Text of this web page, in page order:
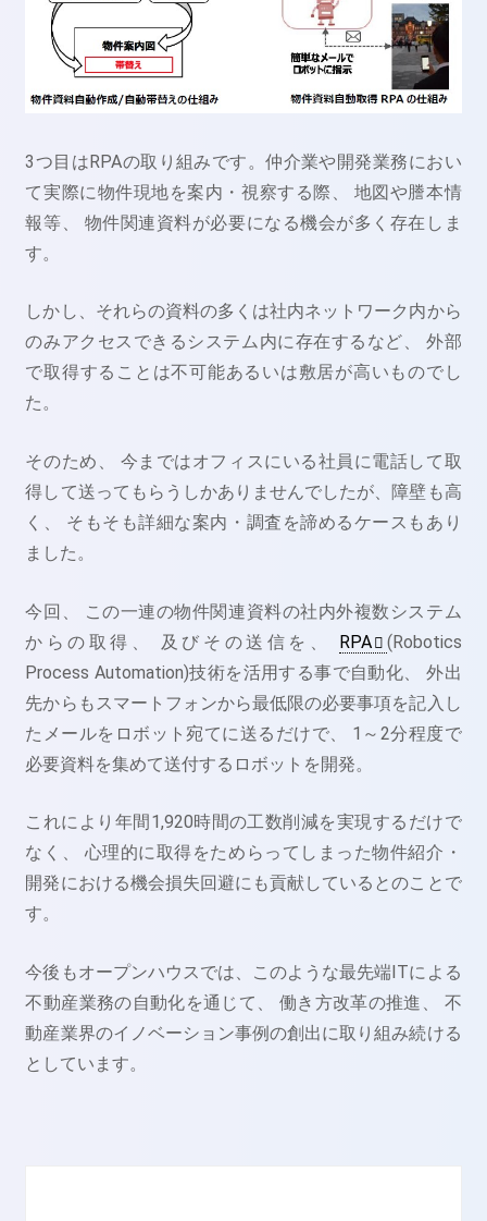
3つ目はRPAの取り組みです。仲介業や開発業務におい
て実際に物件現地を案内・視察する際、 地図や謄本情
報等、 物件関連資料が必要になる機会が多く存在しま
す。
しかし、それらの資料の多くは社内ネットワーク内から
のみアクセスできるシステム内に存在するなど、 外部
で取得することは不可能あるいは敷居が高いものでし
た。
そのため、 今まではオフィスにいる社員に電話して取
得して送ってもらうしかありませんでしたが、障壁も高
く、 そもそも詳細な案内・調査を諦めるケースもあり
ました。
今回、 この一連の物件関連資料の社内外複数システム
からの取得、 及びその送信を、 RPA
(Robotics
Process Automation)技術を活用する事で自動化、 外出
先からもスマートフォンから最低限の必要事項を記入し
たメールをロボット宛てに送るだけで、 1～2分程度で
必要資料を集めて送付するロボットを開発。
これにより年間1,920時間の工数削減を実現するだけで
なく、 心理的に取得をためらってしまった物件紹介・
開発における機会損失回避にも貢献しているとのことで
す。
今後もオープンハウスでは、このような最先端ITによる
不動産業務の自動化を通じて、 働き方改革の推進、 不
動産業界のイノベーション事例の創出に取り組み続ける
としています。